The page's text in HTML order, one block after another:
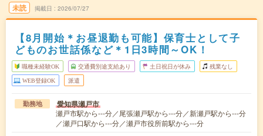
未読 掲載日 2026/07/27
【8月開始＊お昼退勤も可能】保育士として子
どものお世話係など＊1日3時間～OK！
職種未経験OK 交通費別途支給あり 土日祝日が休み 残業なし
WEB登録OK 派遣
勤務地 愛知県瀬戸市
瀬戸市駅から---分／尾張瀬戸駅から---分／新瀬戸駅から---分
／瀬戸口駅から---分／瀬戸市役所前駅から---分